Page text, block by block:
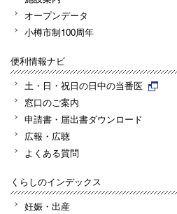
オープンデータ
小樽市制100周年
便利情報ナビ
土・日・祝日の日中の当番医
窓口のご案内
申請書・届出書ダウンロード
広報・広聴
よくある質問
くらしのインデックス
妊娠・出産